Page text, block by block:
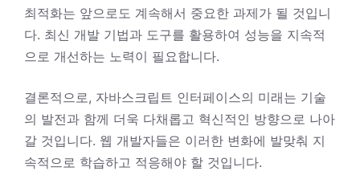
최적화는 앞으로도 계속해서 중요한 과제가 될 것입니
다. 최신 개발 기법과 도구를 활용하여 성능을 지속적
으로 개선하는 노력이 필요합니다.
결론적으로, 자바스크립트 인터페이스의 미래는 기술
의 발전과 함께 더욱 다채롭고 혁신적인 방향으로 나아
갈 것입니다. 웹 개발자들은 이러한 변화에 발맞춰 지
속적으로 학습하고 적응해야 할 것입니다.